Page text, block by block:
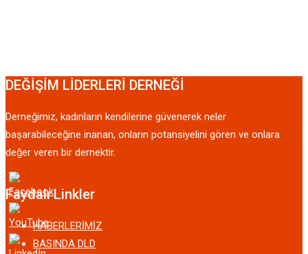
DEĞİŞİM LİDERLERİ DERNEĞİ
Derneğimiz, kadınların kendilerine güvenerek neler
başarabileceğine inanan, onların potansiyelini gören ve onlara
değer veren bir dernektir.
Faydalı Linkler
HABERLERİMİZ
BASINDA DLD